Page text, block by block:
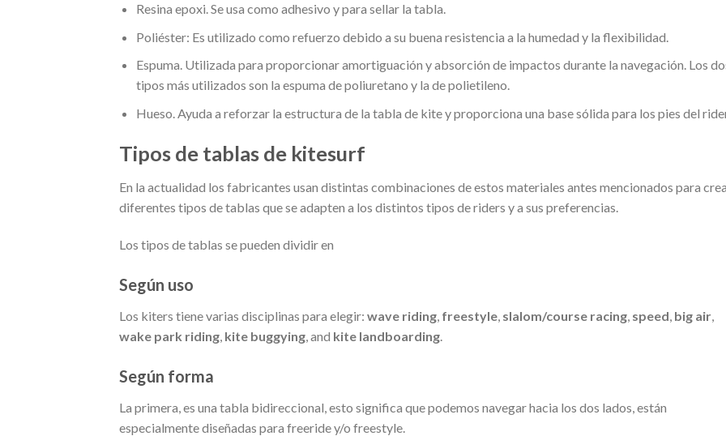
Resina epoxi. Se usa como adhesivo y para sellar la tabla.
Poliéster: Es utilizado como refuerzo debido a su buena resistencia a la humedad y la flexibilidad.
Espuma. Utilizada para proporcionar amortiguación y absorción de impactos durante la navegación. Los
tipos más utilizados son la espuma de poliuretano y la de polietileno.
Hueso. Ayuda a reforzar la estructura de la tabla de kite y proporciona una base sólida para los pies del
Tipos de tablas de kitesurf
En la actualidad los fabricantes usan distintas combinaciones de estos materiales antes mencionados para
diferentes tipos de tablas que se adapten a los distintos tipos de riders y a sus preferencias.
Los tipos de tablas se pueden dividir en
Según uso
Los kiters tiene varias disciplinas para elegir: wave riding, freestyle, slalom/course racing, speed, big air,
wake park riding, kite buggying, and kite landboarding.
Según forma
La primera, es una tabla bidireccional, esto significa que podemos navegar hacia los dos lados, están
especialmente diseñadas para freeride y/o freestyle.